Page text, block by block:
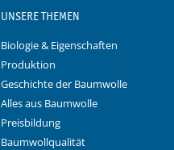
UNSERE THEMEN
Biologie & Eigenschaften
Produktion
Geschichte der Baumwolle
Alles aus Baumwolle
Preisbildung
Baumwollqualität